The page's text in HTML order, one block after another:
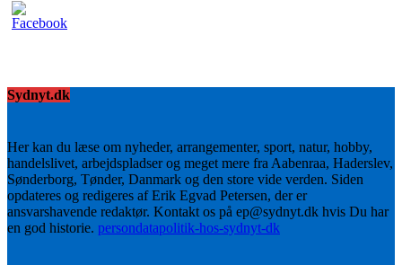
Sydnyt.dk
Her kan du læse om nyheder, arrangementer, sport, natur, hobby,
handelslivet, arbejdspladser og meget mere fra Aabenraa, Haderslev,
Sønderborg, Tønder, Danmark og den store vide verden. Siden
opdateres og redigeres af Erik Egvad Petersen, der er
ansvarshavende redaktør. Kontakt os på ep@sydnyt.dk hvis Du har
en god historie. persondatapolitik-hos-sydnyt-dk